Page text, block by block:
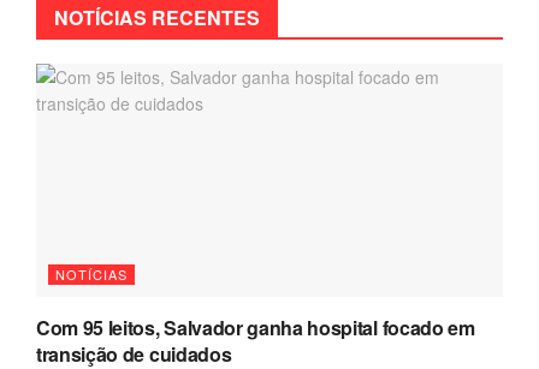
NOTÍCIAS RECENTES
NOTÍCIAS
Com 95 leitos, Salvador ganha hospital focado em
transição de cuidados